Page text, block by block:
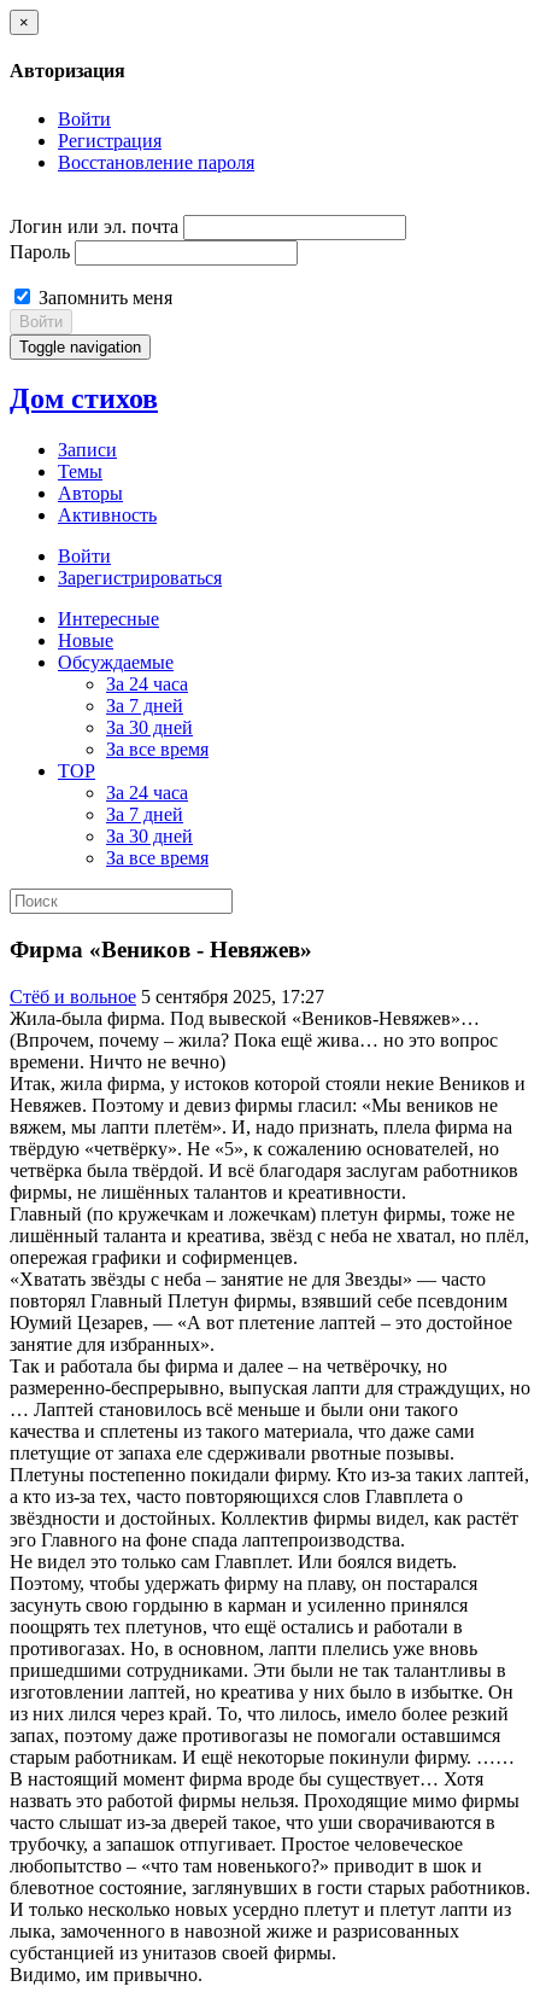
×
Авторизация
Войти
Регистрация
Восстановление пароля
Логин или эл. почта
Пароль
Запомнить меня
Войти
Toggle navigation
Дом стихов
Записи
Темы
Авторы
Активность
Войти
Зарегистрироваться
Интересные
Новые
Обсуждаемые
За 24 часа
За 7 дней
За 30 дней
За все время
TOP
За 24 часа
За 7 дней
За 30 дней
За все время
Фирма «Веников - Невяжев»
Стёб и вольное 5 сентября 2025, 17:27
Жила-была фирма. Под вывеской «Веников-Невяжев»…
(Впрочем, почему – жила? Пока ещё жива… но это вопрос
времени. Ничто не вечно)
Итак, жила фирма, у истоков которой стояли некие Веников и
Невяжев. Поэтому и девиз фирмы гласил: «Мы веников не
вяжем, мы лапти плетём». И, надо признать, плела фирма на
твёрдую «четвёрку». Не «5», к сожалению основателей, но
четвёрка была твёрдой. И всё благодаря заслугам работников
фирмы, не лишённых талантов и креативности.
Главный (по кружечкам и ложечкам) плетун фирмы, тоже не
лишённый таланта и креатива, звёзд с неба не хватал, но плёл,
опережая графики и софирменцев.
«Хватать звёзды с неба – занятие не для Звезды» — часто
повторял Главный Плетун фирмы, взявший себе псевдоним
Юумий Цезарев, — «А вот плетение лаптей – это достойное
занятие для избранных».
Так и работала бы фирма и далее – на четвёрочку, но
размеренно-беспрерывно, выпуская лапти для страждущих, но
… Лаптей становилось всё меньше и были они такого
качества и сплетены из такого материала, что даже сами
плетущие от запаха еле сдерживали рвотные позывы.
Плетуны постепенно покидали фирму. Кто из-за таких лаптей,
а кто из-за тех, часто повторяющихся слов Главплета о
звёздности и достойных. Коллектив фирмы видел, как растёт
эго Главного на фоне спада лаптепроизводства.
Не видел это только сам Главплет. Или боялся видеть.
Поэтому, чтобы удержать фирму на плаву, он постарался
засунуть свою гордыню в карман и усиленно принялся
поощрять тех плетунов, что ещё остались и работали в
противогазах. Но, в основном, лапти плелись уже вновь
пришедшими сотрудниками. Эти были не так талантливы в
изготовлении лаптей, но креатива у них было в избытке. Он
из них лился через край. То, что лилось, имело более резкий
запах, поэтому даже противогазы не помогали оставшимся
старым работникам. И ещё некоторые покинули фирму. ……
В настоящий момент фирма вроде бы существует… Хотя
назвать это работой фирмы нельзя. Проходящие мимо фирмы
часто слышат из-за дверей такое, что уши сворачиваются в
трубочку, а запашок отпугивает. Простое человеческое
любопытство – «что там новенького?» приводит в шок и
блевотное состояние, заглянувших в гости старых работников.
И только несколько новых усердно плетут и плетут лапти из
лыка, замоченного в навозной жиже и разрисованных
субстанцией из унитазов своей фирмы.
Видимо, им привычно.